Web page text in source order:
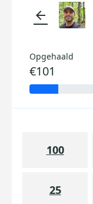
arrow_back
Opgehaald
€101
100
25